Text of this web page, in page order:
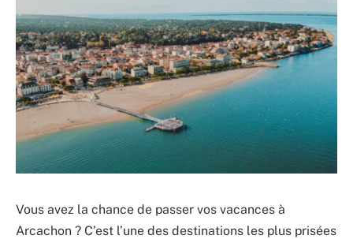
Vous avez la chance de passer vos vacances à
Arcachon ? C’est l’une des destinations les plus prisées